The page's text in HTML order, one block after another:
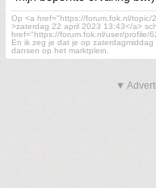
Op <a href="https://forum.fok.nl/
>zaterdag 22 april 2023 13:43</a>
href="https://forum.fok.nl/user/profile/
En ik zeg je dat je op
dansen op het marktplein.
▼